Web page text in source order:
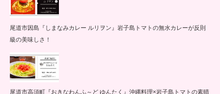
尾道市因島『しまなみカレー ルリヲン』岩子島トマトの無水カレーが反則
級の美味しさ！
尾道市高須町『おきなわんふ～ど ゆんたく』沖縄料理×岩子島トマトの素晴